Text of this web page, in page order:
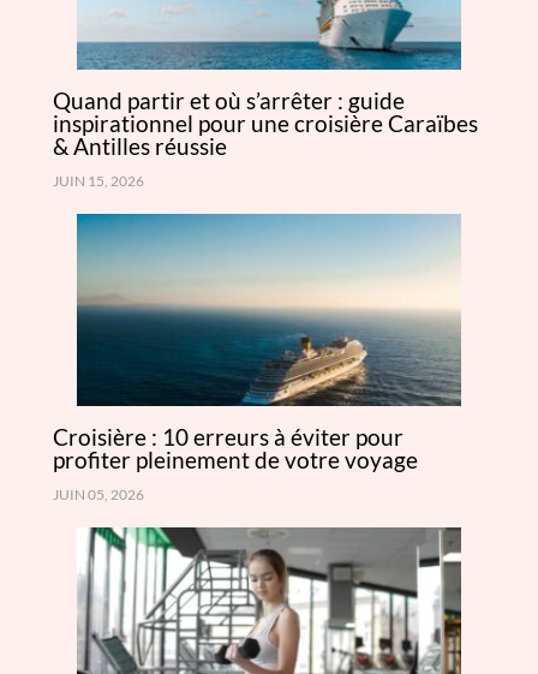
Quand partir et où s’arrêter : guide
inspirationnel pour une croisière Caraïbes
& Antilles réussie
JUIN 15, 2026
Croisière : 10 erreurs à éviter pour
profiter pleinement de votre voyage
JUIN 05, 2026